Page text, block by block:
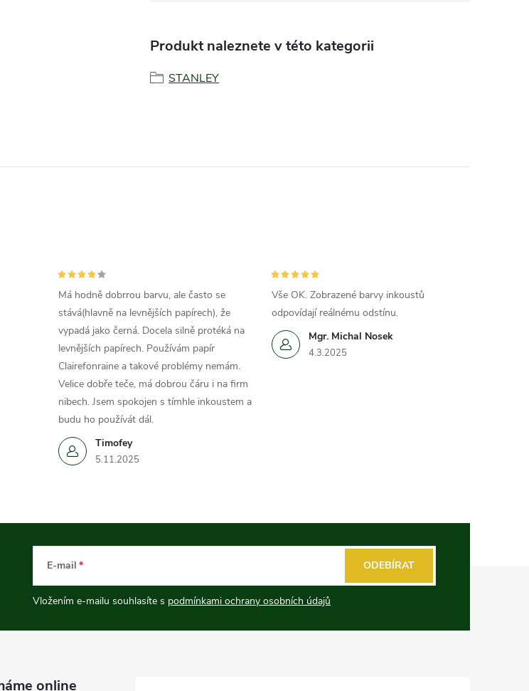
Produkt naleznete v této kategorii
STANLEY
Timofey
5.11.2025
Má hodně dobrrou barvu, ale často se
stává(hlavně na levnějších papírech), že
vypadá jako černá. Docela silně protéká na
levnějších papírech. Používám papír
Clairefonraine a takové problémy nemám.
Velice dobře teče, má dobrou čáru i na firm
nibech. Jsem spokojen s tímhle inkoustem a
budu ho používát dál.
Mgr. Michal Nosek
4.3.2025
Vše OK. Zobrazené barvy inkoustů
odpovídají reálnému odstínu.
E-mail
Vložením e-mailu souhlasíte s podmínkami ochrany osobních údajů
ODEBÍRAT
online